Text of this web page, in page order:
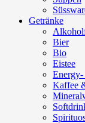
Getränke
Bier
Bio
Eistee
Kaffee